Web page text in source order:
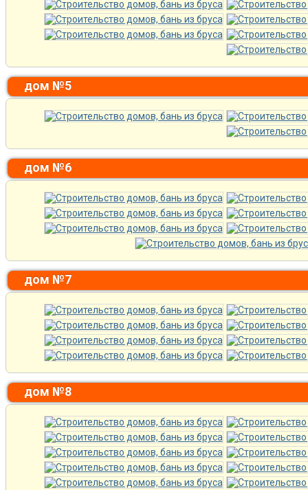
дом №5
дом №6
дом №7
дом №8